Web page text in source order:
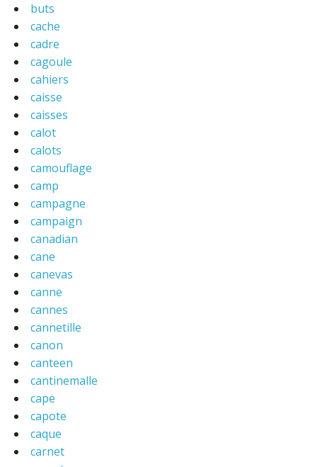
buts
cache
cadre
cagoule
cahiers
caisse
caisses
calot
calots
camouflage
camp
campagne
campaign
canadian
cane
canevas
canne
cannes
cannetille
canon
canteen
cantinemalle
cape
capote
caque
carnet